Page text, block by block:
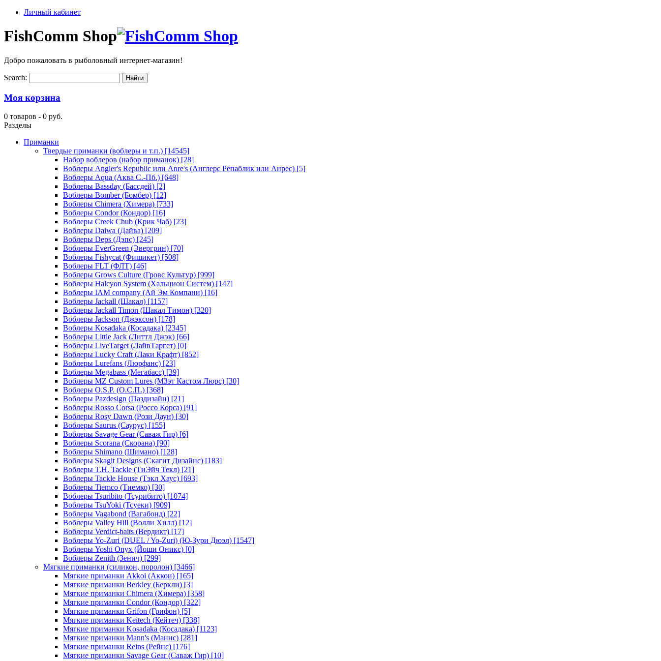
Личный кабинет
FishComm Shop
Добро пожаловать в рыболовный интернет-магазин!
Search:
Моя корзина
0 товаров - 0 руб.
Разделы
Приманки
Твердые приманки (воблеры и т.п.) [14545]
Набор воблеров (набор приманок) [28]
Воблеры Angler's Republic или Anre's (Англерс Репаблик или Анрес) [5]
Воблеры Aqua (Аква С.-Пб.) [648]
Воблеры Bassday (Бассдей) [2]
Воблеры Bomber (Бомбер) [12]
Воблеры Chimera (Химера) [733]
Воблеры Condor (Кондор) [16]
Воблеры Creek Chub (Крик Чаб) [23]
Воблеры Daiwa (Дайва) [209]
Воблеры Deps (Дэпс) [245]
Воблеры EverGreen (Эвергрин) [70]
Воблеры Fishycat (Фишикет) [508]
Воблеры FLT (ФЛТ) [46]
Воблеры Grows Culture (Гровс Культур) [999]
Воблеры Halcyon System (Хальцион Систем) [147]
Воблеры IAM company (Ай Эм Компани) [16]
Воблеры Jackall (Шакал) [1157]
Воблеры Jackall Timon (Шакал Тимон) [320]
Воблеры Jackson (Джэксон) [178]
Воблеры Kosadaka (Косадака) [2345]
Воблеры Little Jack (Литтл Джэк) [66]
Воблеры LiveTarget (ЛайвТаргет) [0]
Воблеры Lucky Craft (Лаки Крафт) [852]
Воблеры Lurefans (Люрфанс) [23]
Воблеры Megabass (Мегабасс) [39]
Воблеры MZ Custom Lures (МЗэт Кастом Люрс) [30]
Воблеры O.S.P. (О.С.П.) [368]
Воблеры Pazdesign (Паздизайн) [21]
Воблеры Rosso Corsa (Россо Корса) [91]
Воблеры Rosy Dawn (Рози Даун) [30]
Воблеры Saurus (Саурус) [155]
Воблеры Savage Gear (Саваж Гир) [6]
Воблеры Scorana (Скорана) [90]
Воблеры Shimano (Шимано) [128]
Воблеры Skagit Designs (Скагит Дизайнс) [183]
Воблеры T.H. Tackle (ТиЭйч Текл) [21]
Воблеры Tackle House (Тэкл Хаус) [693]
Воблеры Tiemco (Тиемко) [30]
Воблеры Tsuribito (Тсурибито) [1074]
Воблеры TsuYoki (Тсуеки) [909]
Воблеры Vagabond (Вагабонд) [22]
Воблеры Valley Hill (Волли Хилл) [12]
Воблеры Verdict-baits (Вердикт) [17]
Воблеры Yo-Zuri (DUEL / Yo-Zuri) (Ю-Зури Дюэл) [1547]
Воблеры Yoshi Onyx (Йоши Оникс) [0]
Воблеры Zenith (Зенич) [299]
Мягкие приманки (силикон, поролон) [3466]
Мягкие приманки Akkoi (Аккои) [165]
Мягкие приманки Berkley (Беркли) [3]
Мягкие приманки Chimera (Химера) [358]
Мягкие приманки Condor (Кондор) [322]
Мягкие приманки Grifon (Грифон) [5]
Мягкие приманки Keitech (Кейтеч) [338]
Мягкие приманки Kosadaka (Косадака) [1123]
Мягкие приманки Mann's (Маннс) [281]
Мягкие приманки Reins (Рейнс) [176]
Мягкие приманки Savage Gear (Саваж Гир) [10]